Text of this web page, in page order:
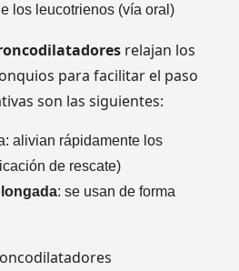
los leucotrienos (vía oral)
relajan los
para facilitar el paso
son las siguientes:
alivian rápidamente los
de rescate)
: se usan de forma